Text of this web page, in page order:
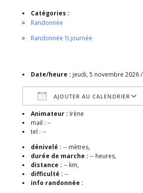
Catégories :
Randonnée
Randonnée ½ journée
Date/heure : jeudi, 5 novembre 2026 /
AJOUTER AU CALENDRIER
Télécharger ICS
Animateur : Irène
mail : --
tel : --
dénivelé : -- mètres,
durée de marche : -- heures,
distance : -- km,
difficulté : --
info randonnée :